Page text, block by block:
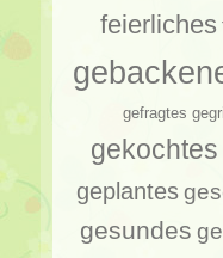
feierliches
gefragtes
gekochtes
geplantes
gesundes